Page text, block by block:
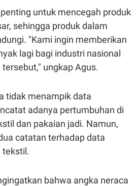
untuk mencegah produk
sehingga produk dalam
"Kami ingin memberikan
lagi bagi industri nasional
ungkap Agus.
tidak menampik data
adanya pertumbuhan di
dan pakaian jadi. Namun,
catatan terhadap data
tekstil.
bahwa angka neraca